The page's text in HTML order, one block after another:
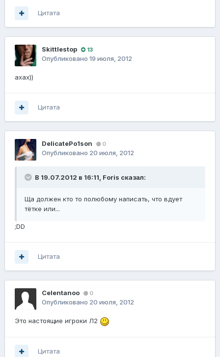
Цитата
Skittlestop 13
Опубликовано 19 июля, 2012
ахах))
Цитата
DelicatePo1son 0
Опубликовано 20 июля, 2012
В 19.07.2012 в 16:11, Foris сказал:
Ща должен кто то полюбому написать, что вдует
тётке или...
;DD
Цитата
Celentanoo 0
Опубликовано 20 июля, 2012
Это настоящие игроки Л2
Цитата